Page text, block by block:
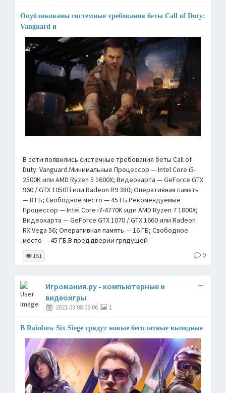
Опубликованы системные требования беты Call of Duty:
Vanguard и
В сети появились системные требования беты Call of
Duty: Vanguard.Минимальные Процессор — Intel Core i5-
2500K или AMD Ryzen 5 1600X; Видеокарта — GeForce GTX
960 / GTX 1050Ti или Radeon R9 380; Оперативная память
— 8 ГБ; Свободное место — 45 ГБ.Рекомендуемые
Процессор — Intel Core i7-4770K иди AMD Ryzen 7 1800X;
Видеокарта — GeForce GTX 1070 / GTX 1660 или Radeon
RX Vega 56; Оперативная память — 16 ГБ; Свободное
место — 45 ГБ.В преддверии грядущей
151 0
Игромания.ру - компьютерные и
видеоигры
2021.09.08 09:06 1
В Rainbow Six Siege грядут новые бесплатные выходные